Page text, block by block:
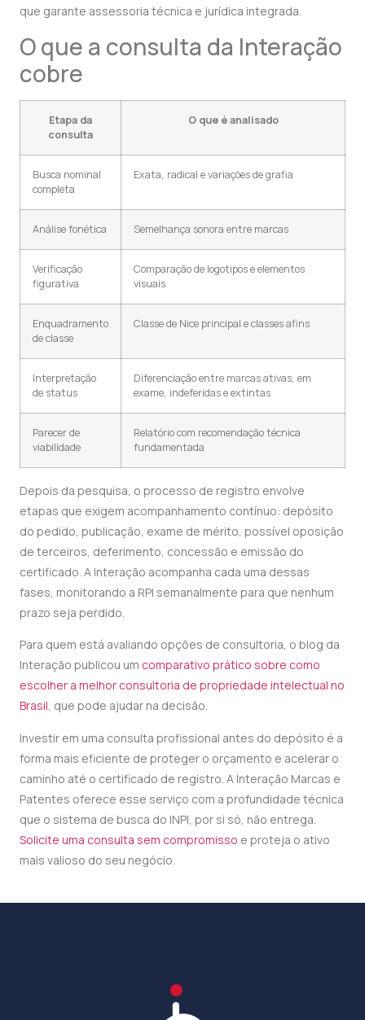
que garante assessoria técnica e jurídica integrada.
O que a consulta da Interação
cobre
Etapa da
consulta
O que é analisado
Busca nominal
completa
Exata, radical e variações de grafia
Análise fonética Semelhança sonora entre marcas
Verificação
figurativa
Comparação de logotipos e elementos
visuais
Enquadramento
de classe
Classe de Nice principal e classes afins
Interpretação
de status
Diferenciação entre marcas ativas, em
exame, indeferidas e extintas
Parecer de
viabilidade
Relatório com recomendação técnica
fundamentada
Depois da pesquisa, o processo de registro envolve
etapas que exigem acompanhamento contínuo: depósito
do pedido, publicação, exame de mérito, possível oposição
de terceiros, deferimento, concessão e emissão do
certificado. A Interação acompanha cada uma dessas
fases, monitorando a RPI semanalmente para que nenhum
prazo seja perdido.
Para quem está avaliando opções de consultoria, o blog da
Interação publicou um comparativo prático sobre como
escolher a melhor consultoria de propriedade intelectual no
Brasil, que pode ajudar na decisão.
Investir em uma consulta profissional antes do depósito é a
forma mais eficiente de proteger o orçamento e acelerar o
caminho até o certificado de registro. A Interação Marcas e
Patentes oferece esse serviço com a profundidade técnica
que o sistema de busca do INPI, por si só, não entrega.
Solicite uma consulta sem compromisso e proteja o ativo
mais valioso do seu negócio.